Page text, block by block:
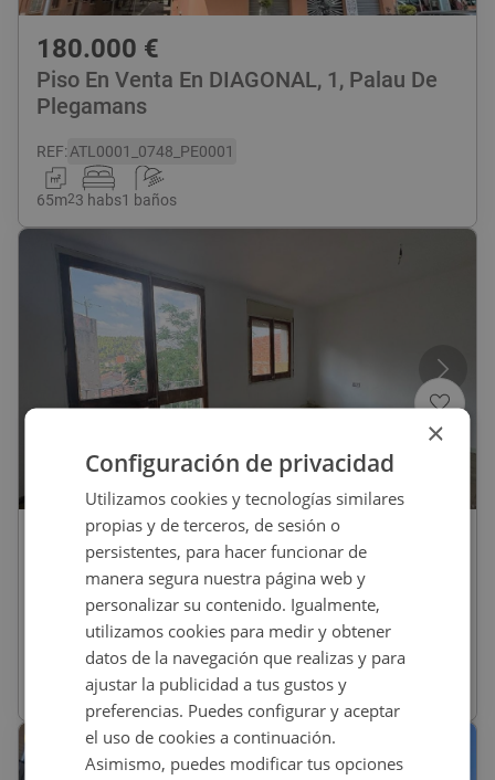
180.000 €
Piso En Venta En DIAGONAL, 1, Palau De
Plegamans
REF:ATL0001_0748_PE0001
65m23 habs1 baños
95.000€
Piso En Venta En Igualada
3 habs1 baños
CONDICIONES ESPECIALES
×
Configuración de privacidad
Utilizamos cookies y tecnologías similares
propias y de terceros, de sesión o
persistentes, para hacer funcionar de
manera segura nuestra página web y
personalizar su contenido. Igualmente,
utilizamos cookies para medir y obtener
datos de la navegación que realizas y para
ajustar la publicidad a tus gustos y
preferencias. Puedes configurar y aceptar
el uso de cookies a continuación.
Asimismo, puedes modificar tus opciones